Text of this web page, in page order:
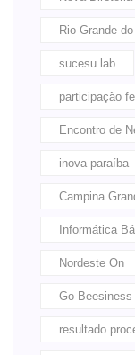
Rio Grande
sucesu lab
participação
Encontro de
inova paraíba
Campina
Informática
Nordeste On
Go Beesiness
resultado